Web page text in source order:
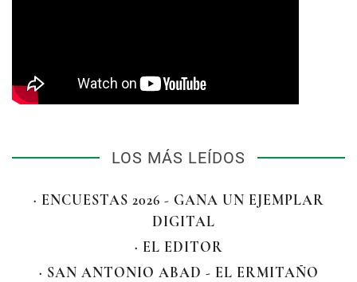
LOS MÁS LEÍDOS
· ENCUESTAS 2026 - GANA UN EJEMPLAR
DIGITAL
· EL EDITOR
· SAN ANTONIO ABAD - EL ERMITAÑO